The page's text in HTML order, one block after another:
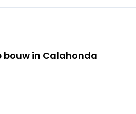
in Calahonda